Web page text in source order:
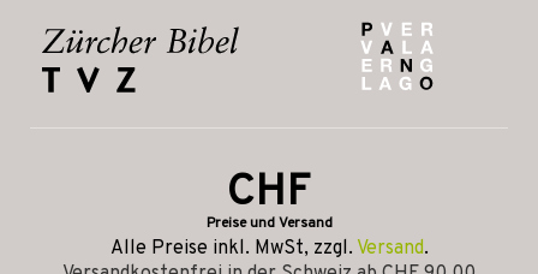
CHF
Preise und Versand
Alle Preise inkl. MwSt, zzgl. Versand.